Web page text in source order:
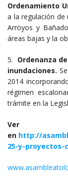
Ordenamiento
a la regulación
Arroyos y
áreas bajas y la
5. Ordenanza
inundaciones.
2014
régimen
trámite en la
Ver
en http://
25-y-